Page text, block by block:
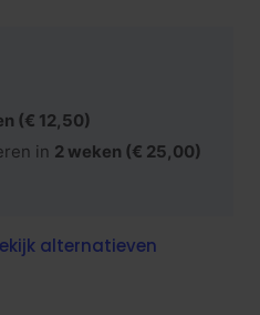
(€ 12,50)
in 2 weken (€ 25,00)
alternatieven